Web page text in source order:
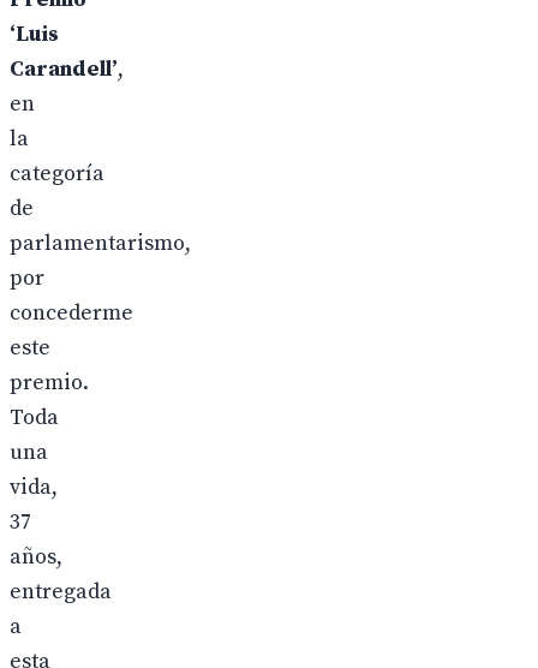
‘Luis
Carandell’,
en
la
categoría
de
parlamentarismo,
por
concederme
este
premio.
Toda
una
vida,
37
años,
entregada
a
esta